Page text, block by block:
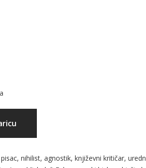
nihilist, agnostik, književni kritičar,